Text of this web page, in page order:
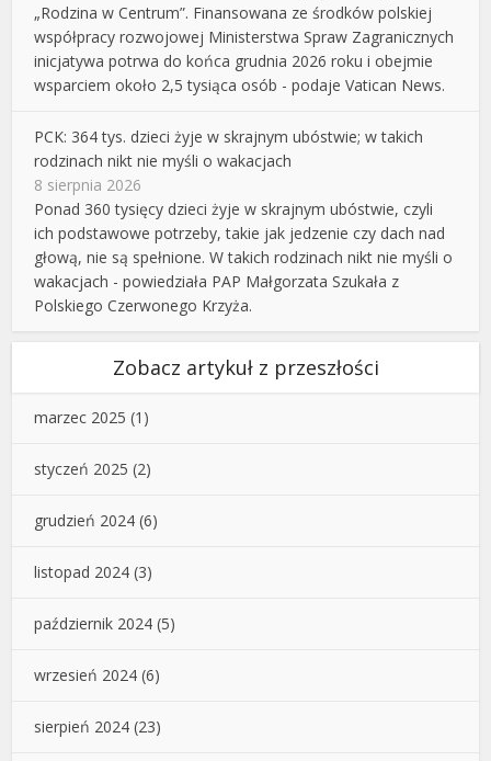
„Rodzina w Centrum”. Finansowana ze środków polskiej
współpracy rozwojowej Ministerstwa Spraw Zagranicznych
inicjatywa potrwa do końca grudnia 2026 roku i obejmie
wsparciem około 2,5 tysiąca osób - podaje Vatican News.
PCK: 364 tys. dzieci żyje w skrajnym ubóstwie; w takich
rodzinach nikt nie myśli o wakacjach
8 sierpnia 2026
Ponad 360 tysięcy dzieci żyje w skrajnym ubóstwie, czyli
ich podstawowe potrzeby, takie jak jedzenie czy dach nad
głową, nie są spełnione. W takich rodzinach nikt nie myśli o
wakacjach - powiedziała PAP Małgorzata Szukała z
Polskiego Czerwonego Krzyża.
Zobacz artykuł z przeszłości
marzec 2025 (1)
styczeń 2025 (2)
grudzień 2024 (6)
listopad 2024 (3)
październik 2024 (5)
wrzesień 2024 (6)
sierpień 2024 (23)